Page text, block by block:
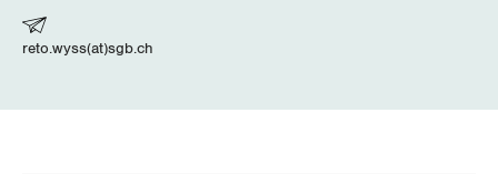
reto.wyss(at)sgb.ch